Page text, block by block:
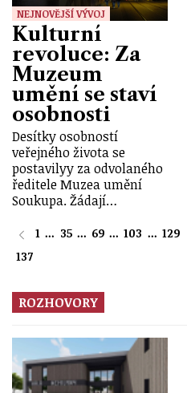
NEJNOVĚJŠÍ VÝVOJ
Kulturní
revoluce: Za
Muzeum
umění se staví
osobnosti
Desítky osobností
veřejného života se
postavilyy za odvolaného
ředitele Muzea umění
Soukupa. Žádají…
1 ... 35 ... 69 ... 103 ... 129
137
ROZHOVORY